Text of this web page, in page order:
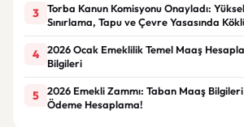
3
Torba Kanun Komisyonu Onayladı:
Sınırlama, Tapu ve Çevre Yasasında
4
2026 Ocak Emeklilik Temel Maaş
Bilgileri
5
2026 Emekli Zammı: Taban Maaş
Ödeme Hesaplama!